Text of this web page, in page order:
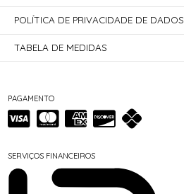
PAGAMENTO
SERVIÇOS FINANCEIROS
POLÍTICA DE PRIVACIDADE DE DADOS
TABELA DE MEDIDAS